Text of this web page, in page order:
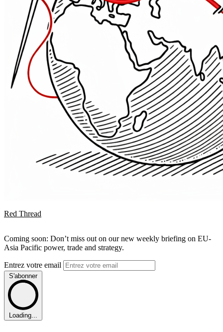
Red Thread
Coming soon: Don’t miss out on our new weekly briefing on EU-
Asia Pacific power, trade and strategy.
Entrez votre email
S'abonner
Loading...